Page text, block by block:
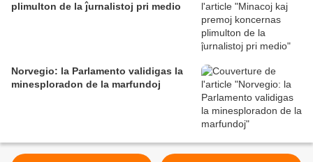
plimulton de la ĵurnalistoj pri medio
Norvegio: la Parlamento validigas la
minesploradon de la marfundoj